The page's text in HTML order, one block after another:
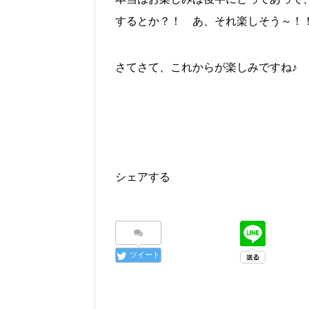
するとか？！ あ、それ楽しそう～！
さてさて、これからが楽しみですね♪
シェアする
ツイート